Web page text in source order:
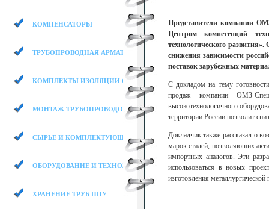
Представители компании
Центром компетенций
технологического
снижения зависимости
поставок зарубежных
С докладом на тему
продаж компании ОМЗ-
высокотехнологичного
территории России позволит
Докладчик также рассказал о
марок сталей, позволяющих
импортных аналогов. Эти
использоваться в новых
изготовления
КОМПЕНСАТОРЫ
ТРУБОПРОВОДНАЯ АРМАТУРА
КОМПЛЕКТЫ ИЗОЛЯЦИИ СТЫКОВ
МОНТАЖ ТРУБОПРОВОДОВ
СЫРЬЕ И КОМПЛЕКТУЮЩИЕ
ОБОРУДОВАНИЕ И ТЕХНОЛОГИИ
ХРАНЕНИЕ ТРУБ ППУ